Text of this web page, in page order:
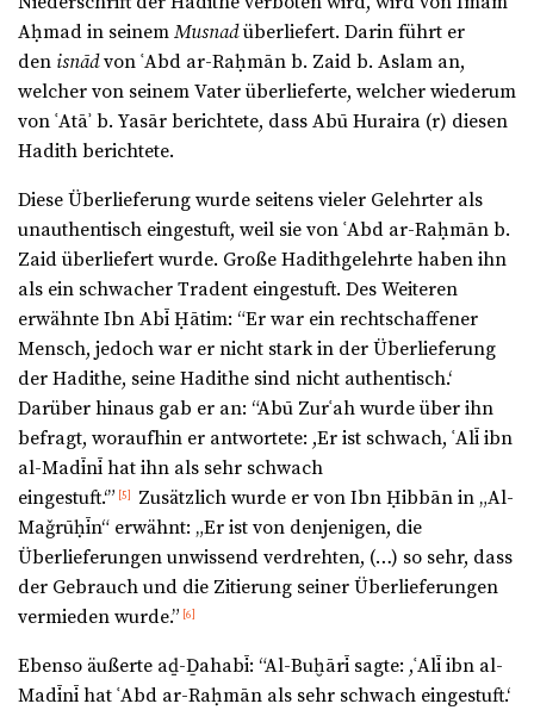
Aḥmad in seinem Musnadüberliefert. Darin führt er
den isnādvon ʿAbd ar-Raḥmān b. Zaid b. Aslam an,
welcher von seinem Vater überlieferte, welcher wiederum
von ʿAtāʾ b. Yasār berichtete, dass Abū Huraira (r) diesen
Hadith berichtete.
Diese Überlieferung wurde seitens vieler Gelehrter als
unauthentisch eingestuft, weil sie von ʿAbd ar-Raḥmān b.
Zaid überliefert wurde. Große Hadithgelehrte haben ihn
als ein schwacher Tradent eingestuft. Des Weiteren
erwähnte Ibn Abī Ḥātim: “Er war ein rechtschaffener
Mensch, jedoch war er nicht stark in der Überlieferung
der Hadithe, seine Hadithe sind nicht authentisch.‘
Darüber hinaus gab er an: “Abū Zurʿah wurde über ihn
befragt, woraufhin er antwortete: ,Er ist schwach, ʿAlī ibn
al-Madīnī hat ihn als sehr schwach
eingestuft.‘” [5]
Zusätzlich wurde er von Ibn Ḥibbān in „Al-
Maǧrūḥīn“ erwähnt: „Er ist von denjenigen, die
Überlieferungen unwissend verdrehten, (…) so sehr, dass
der Gebrauch und die Zitierung seiner Überlieferungen
vermieden wurde.” [6]
Ebenso äußerte aḏ-Ḏahabī: “Al-Buḫārī sagte: ,ʿAlī ibn al-
Madīnī hat ʿAbd ar-Raḥmān als sehr schwach eingestuft.‘